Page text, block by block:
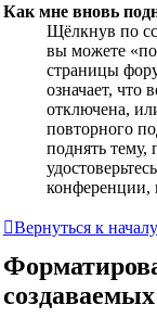
Как мне вновь
Щёлкнув по
вы можете
страницы
означает, что
отключена,
повторного
поднять тему,
конференции,
Вернуться к началу